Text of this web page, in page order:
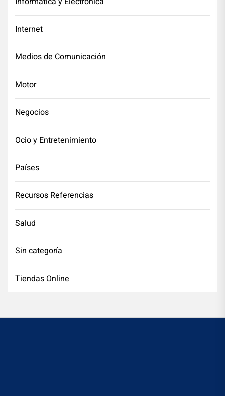
Internet
Medios de Comunicación
Motor
Negocios
Ocio y Entretenimiento
Países
Recursos Referencias
Salud
Sin categoría
Tiendas Online